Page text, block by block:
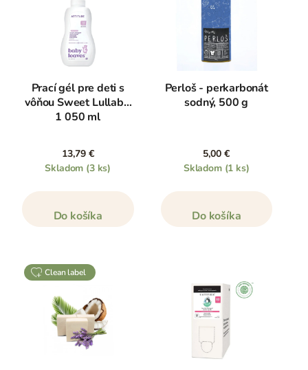
Prací gél pre deti s
vôňou Sweet Lullaby,
1 050 ml
13,79 €
Skladom (3 ks)
Do košíka
Perloš - perkarbonát
sodný, 500 g
5,00 €
Skladom (1 ks)
Do košíka
clean label